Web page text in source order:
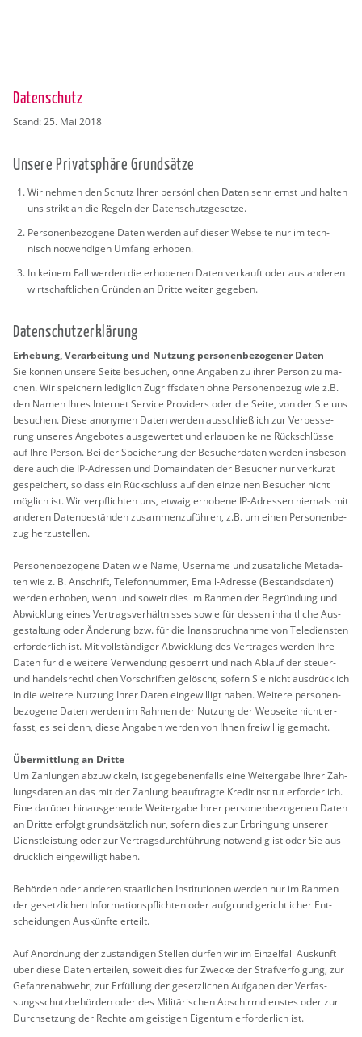
Datenschutz
Stand: 25. Mai 2018
Un­se­re Pri­vat­sphä­re Grund­sät­ze
Wir neh­men den Schutz Ihrer per­sön­li­chen Daten sehr ernst und hal­ten
uns strikt an die Re­geln der Da­ten­schutz­ge­set­ze.
Per­so­nen­be­zo­ge­ne Daten wer­den auf die­ser Web­sei­te nur im tech­
nisch not­wen­di­gen Um­fang er­ho­ben.
In kei­nem Fall wer­den die er­ho­be­nen Daten ver­kauft oder aus an­de­ren
wirt­schaft­li­chen Grün­den an Drit­te wei­ter ge­ge­ben.
Da­ten­schut­z­er­klä­rung
Er­he­bung, Ver­ar­bei­tung und Nut­zung per­so­nen­be­zo­ge­ner Daten
Sie kön­nen un­se­re Seite be­su­chen, ohne An­ga­ben zu ihrer Per­son zu ma­
chen. Wir spei­chern le­dig­lich Zu­griffs­da­ten ohne Per­so­nen­be­zug wie z.B.
den Namen Ihres In­ter­net Ser­vice Pro­vi­ders oder die Seite, von der Sie uns
be­su­chen. Diese an­ony­men Daten wer­den aus­schlie­ß­lich zur Ver­bes­se­
rung un­se­res An­ge­bo­tes aus­ge­wer­tet und er­lau­ben keine Rück­schlüs­se
auf Ihre Per­son. Bei der Spei­che­rung der Be­su­cherda­ten wer­den ins­be­son­
de­re auch die IP-Adres­sen und Do­main­da­ten der Be­su­cher nur ver­kürzt
ge­spei­chert, so dass ein Rück­schluss auf den ein­zel­nen Be­su­cher nicht
mög­lich ist. Wir ver­pflich­ten uns, et­waig er­ho­be­ne IP-Adres­sen nie­mals mit
an­de­ren Da­ten­be­stän­den zu­sam­men­zu­füh­ren, z.B. um einen Per­so­nen­be­
zug her­zu­stel­len.
Per­so­nen­be­zo­ge­ne Daten wie Name, User­na­me und zu­sätz­li­che Me­ta­da­
ten wie z. B. An­schrift, Te­le­fon­num­mer, Email-Adres­se (Be­stands­da­ten)
wer­den er­ho­ben, wenn und so­weit dies im Rah­men der Be­grün­dung und
Ab­wick­lung eines Ver­trags­ver­hält­nis­ses sowie für des­sen in­halt­li­che Aus­
ge­stal­tung oder Än­de­rung bzw. für die In­an­spruch­nah­me von Te­le­diens­ten
er­for­der­lich ist. Mit voll­stän­di­ger Ab­wick­lung des Ver­tra­ges wer­den Ihre
Daten für die wei­te­re Ver­wen­dung ge­sperrt und nach Ab­lauf der steu­er-
und han­dels­recht­li­chen Vor­schrif­ten ge­löscht, so­fern Sie nicht aus­drück­lich
in die wei­te­re Nut­zung Ihrer Daten ein­ge­wil­ligt haben. Wei­te­re per­so­nen­
be­zo­ge­ne Daten wer­den im Rah­men der Nut­zung der Web­sei­te nicht er­
fasst, es sei denn, diese An­ga­ben wer­den von Ihnen frei­wil­lig ge­macht.
Über­mitt­lung an Drit­te
Um Zah­lun­gen ab­zu­wi­ckeln, ist ge­ge­be­nen­falls eine Wei­ter­ga­be Ihrer Zah­
lungs­da­ten an das mit der Zah­lung be­auf­trag­te Kre­dit­in­sti­tut er­for­der­lich.
Eine dar­über hin­aus­ge­hen­de Wei­ter­ga­be Ihrer per­so­nen­be­zo­ge­nen Daten
an Drit­te er­folgt grund­sätz­lich nur, so­fern dies zur Er­brin­gung un­se­rer
Dienst­leis­tung oder zur Ver­trags­durch­füh­rung not­wen­dig ist oder Sie aus­
drück­lich ein­ge­wil­ligt haben.
Be­hör­den oder an­de­ren staat­li­chen In­sti­tu­tio­nen wer­den nur im Rah­men
der ge­setz­li­chen In­for­ma­ti­ons­pflich­ten oder auf­grund ge­richt­li­cher Ent­
schei­dun­gen Aus­künf­te er­teilt.
Auf An­ord­nung der zu­stän­di­gen Stel­len dür­fen wir im Ein­zel­fall Aus­kunft
über diese Daten er­tei­len, so­weit dies für Zwe­cke der Straf­ver­fol­gung, zur
Ge­fah­ren­ab­wehr, zur Er­fül­lung der ge­setz­li­chen Auf­ga­ben der Ver­fas­
sungs­schutz­be­hör­den oder des Mi­li­tä­ri­schen Ab­schirm­diens­tes oder zur
Durch­set­zung der Rech­te am geis­ti­gen Ei­gen­tum er­for­der­lich ist.